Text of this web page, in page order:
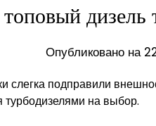
топовый дизель
Опубликовано на
слегка подправили
турбодизелями на выбор.